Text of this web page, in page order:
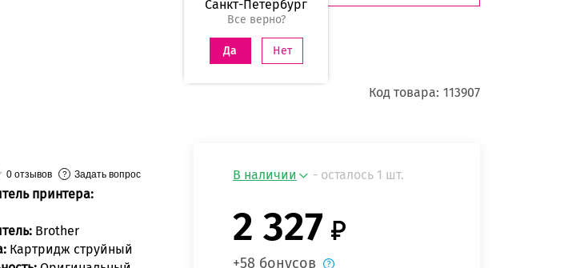
Санкт-Петербург
Все верно?
Да Нет
Код товара: 113907
0 отзывов Задать вопрос
принтера:
Brother
Картридж струйный
В наличии - осталось 1 шт.
2 327
+58 бонусов